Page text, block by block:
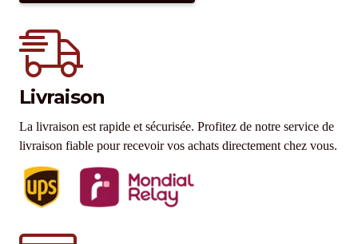
Livraison
La livraison est rapide et sécurisée. Profitez de notre service de
livraison fiable pour recevoir vos achats directement chez vous.